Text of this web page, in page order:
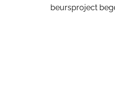
beursproject